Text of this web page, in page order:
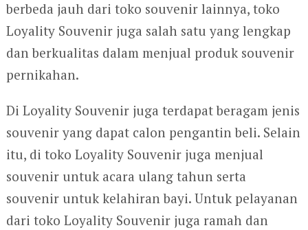
berbeda jauh dari toko souvenir lainnya, toko
Loyality Souvenir juga salah satu yang lengkap
dan berkualitas dalam menjual produk souvenir
pernikahan.
Di Loyality Souvenir juga terdapat beragam jenis
souvenir yang dapat calon pengantin beli. Selain
itu, di toko Loyality Souvenir juga menjual
souvenir untuk acara ulang tahun serta
souvenir untuk kelahiran bayi. Untuk pelayanan
dari toko Loyality Souvenir juga ramah dan